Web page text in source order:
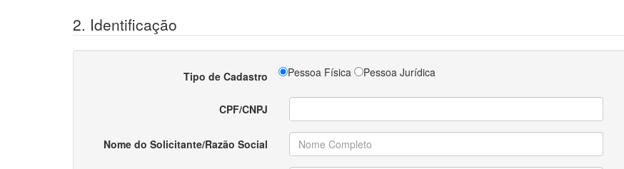
2. Identificação
Tipo de Cadastro Pessoa Física Pessoa Jurídica
CPF/CNPJ
Nome do Solicitante/Razão Social